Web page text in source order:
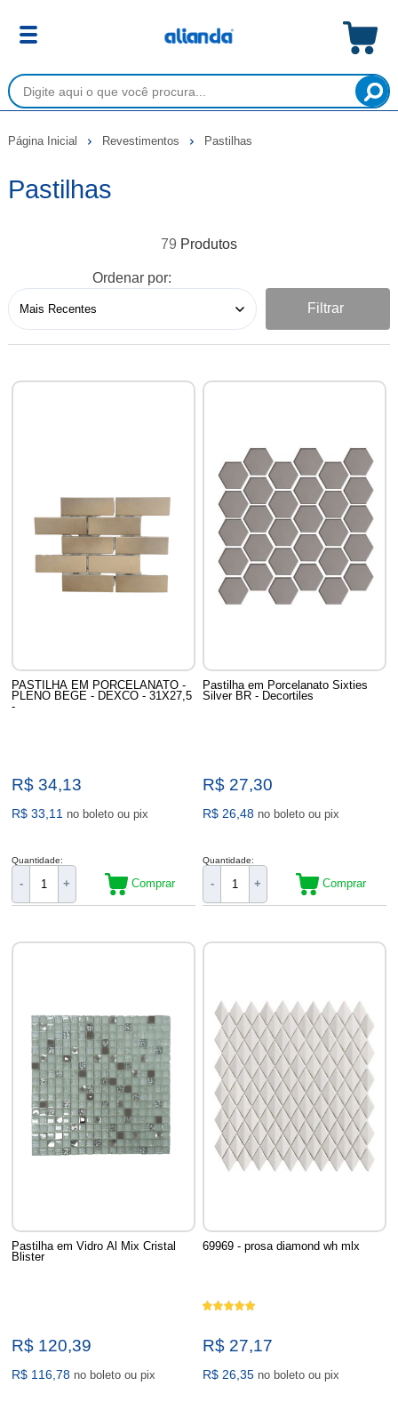
Página Inicial Revestimentos Pastilhas
Pastilhas
79
Ordenar por:
Filtrar
PASTILHA EM PORCELANATO -
PLENO BEGE - DEXCO - 31X27,5
-
R$ 34,13
R$ 33,11 no boleto ou pix
Quantidade:
- + Comprar
Pastilha em Porcelanato Sixties
Silver BR - Decortiles
R$ 27,30
R$ 26,48 no boleto ou pix
Quantidade:
- + Comprar
Pastilha em Vidro Al Mix Cristal
Blister
R$ 120,39
R$ 116,78 no boleto ou pix
69969 - prosa diamond wh mlx
R$ 27,17
R$ 26,35 no boleto ou pix